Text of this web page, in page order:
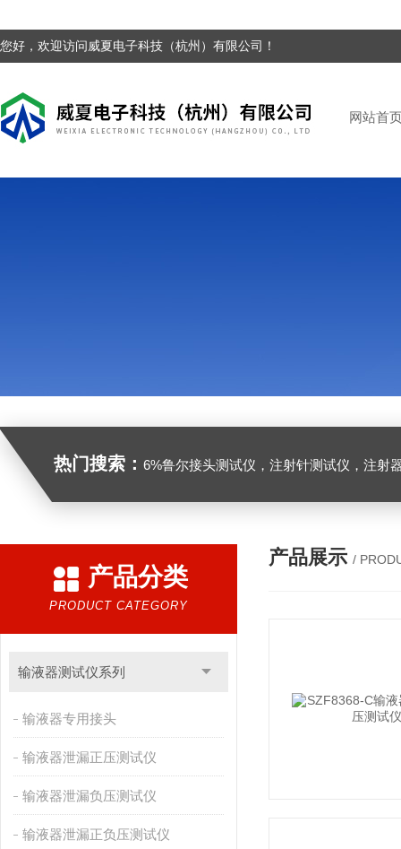
您好，欢迎访问威夏电子科技（杭州）有限公司！
网站首
热门搜索： 6%鲁尔接头测试仪，注射针测试仪，注射器测试仪，缝合针测试仪，缝合线测试仪，导管测
产品分类
PRODUCT CATEGORY
输液器测试仪系列
输液器专用接头
输液器泄漏正压测试仪
输液器泄漏负压测试仪
输液器泄漏正负压测试仪
产品展示 /